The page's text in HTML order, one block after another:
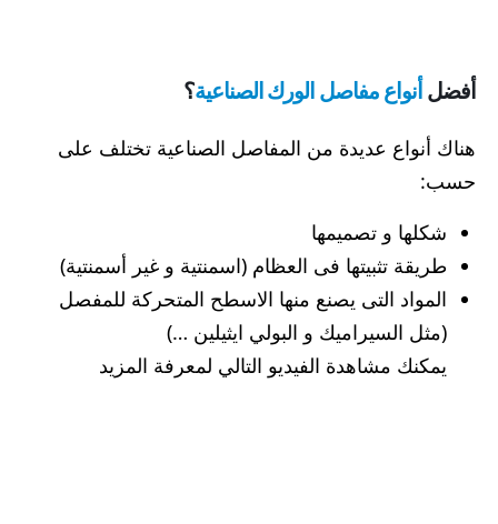
أفضلأنواع مفاصل الورك الصناعية؟
هناك أنواع عديدة من المفاصل الصناعية تختلف على
حسب:
شكلها و تصميمها
طريقة تثبيتها فى العظام (اسمنتية و غير أسمنتية)
المواد التى يصنع منها الاسطح المتحركة للمفصل
(مثل السيراميك و البولي ايثيلين …)
يمكنك مشاهدة الفيديو التالي لمعرفة المزيد